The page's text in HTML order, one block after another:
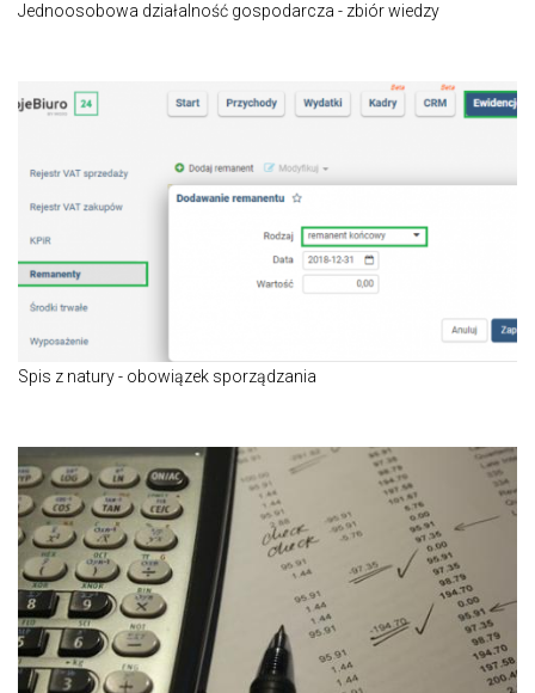
Jednoosobowa działalność gospodarcza - zbiór wiedzy
Spis z natury - obowiązek sporządzania